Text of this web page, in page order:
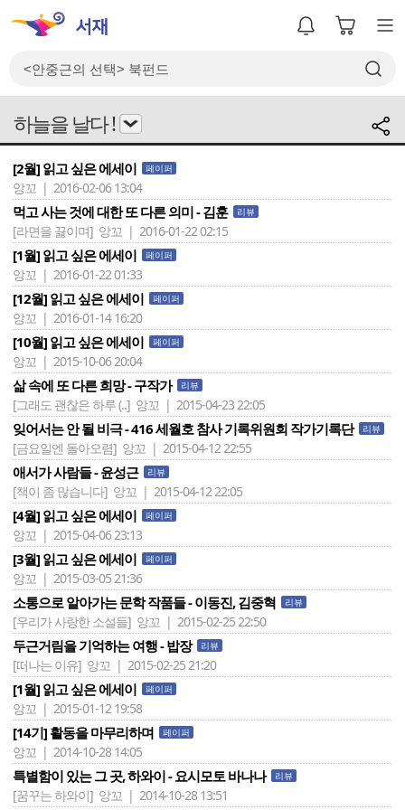
하늘을 날다 !
[2월] 읽고 싶은 에세이 페이퍼
앙꼬 | 2016-02-06 13:04
먹고 사는 것에 대한 또 다른 의미 - 김훈 리뷰
[라면을 끓이며] 앙꼬 | 2016-01-22 02:15
[1월] 읽고 싶은 에세이 페이퍼
앙꼬 | 2016-01-22 01:33
[12월] 읽고 싶은 에세이 페이퍼
앙꼬 | 2016-01-14 16:20
[10월] 읽고 싶은 에세이 페이퍼
앙꼬 | 2015-10-06 20:04
삶 속에 또 다른 희망 - 구작가 리뷰
[그래도 괜찮은 하루 (..] 앙꼬 | 2015-04-23 22:05
잊어서는 안 될 비극 - 416 세월호 참사 기록위원회 작가기록단 리뷰
[금요일엔 돌아오렴] 앙꼬 | 2015-04-12 22:55
애서가 사람들 - 윤성근 리뷰
[책이 좀 많습니다] 앙꼬 | 2015-04-12 22:05
[4월] 읽고 싶은 에세이 페이퍼
앙꼬 | 2015-04-06 23:13
[3월] 읽고 싶은 에세이 페이퍼
앙꼬 | 2015-03-05 21:36
소통으로 알아가는 문학 작품들 - 이동진, 김중혁 리뷰
[우리가 사랑한 소설들] 앙꼬 | 2015-02-25 22:50
두근거림을 기억하는 여행 - 밥장 리뷰
[떠나는 이유] 앙꼬 | 2015-02-25 21:20
[1월] 읽고 싶은 에세이 페이퍼
앙꼬 | 2015-01-12 19:58
[14기] 활동을 마무리하며 페이퍼
앙꼬 | 2014-10-28 14:05
특별함이 있는 그 곳, 하와이 - 요시모토 바나나 리뷰
[꿈꾸는 하와이] 앙꼬 | 2014-10-28 13:51